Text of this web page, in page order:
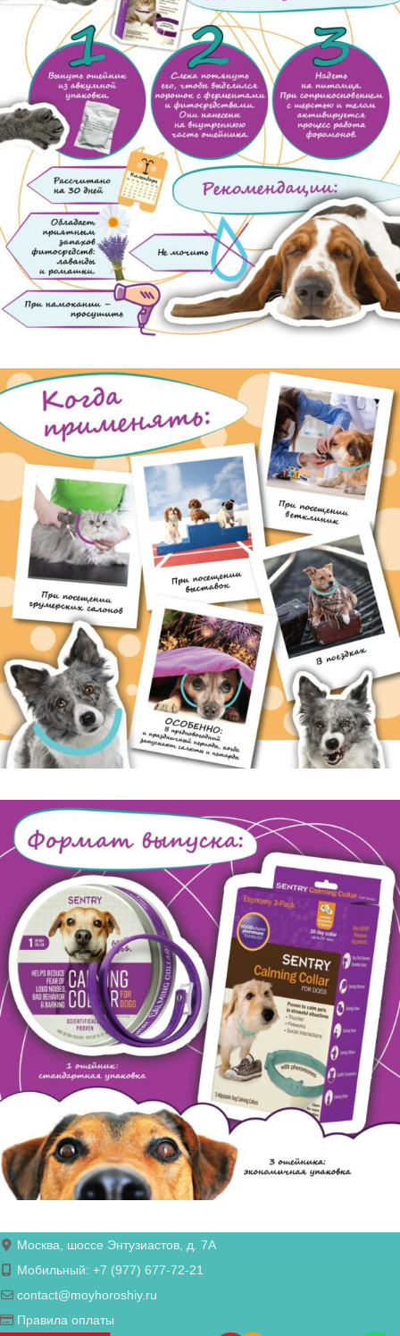
Москва, шоссе Энтузиастов, д. 7А
Мобильный: +7 (977) 677-72-21
contact@moyhoroshiy.ru
Правила оплаты